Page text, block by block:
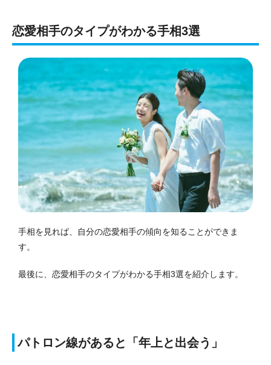
恋愛相手のタイプがわかる手相3選
手相を見れば、自分の恋愛相手の傾向を知ることができま
す。
最後に、恋愛相手のタイプがわかる手相3選を紹介します。
パトロン線があると「年上と出会う」